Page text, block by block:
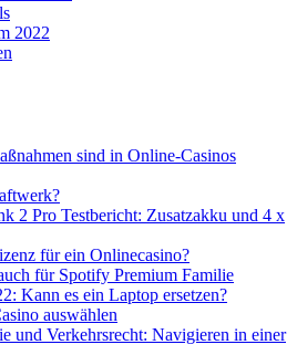
2022
sind in Online-Casinos
2 Pro Testbericht: Zusatzakku und 4 x
für ein Onlinecasino?
für Spotify Premium Familie
Kann es ein Laptop ersetzen?
auswählen
und Verkehrsrecht: Navigieren in einer